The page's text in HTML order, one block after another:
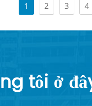
1 2 3 4
tôi ở